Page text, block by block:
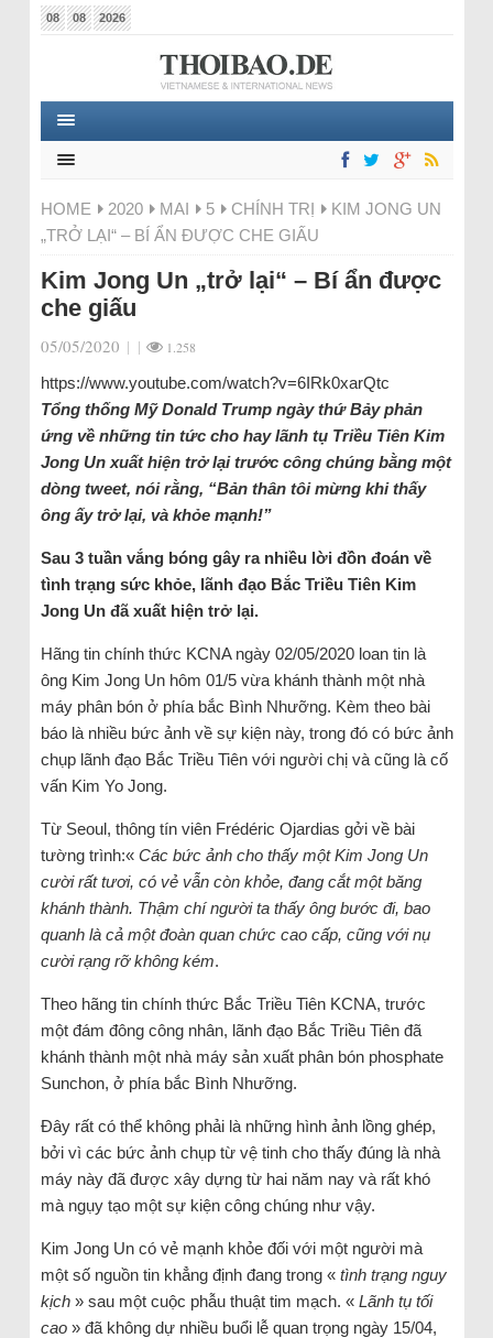
08 08 2026
HOME 2020 MAI 5 CHÍNH TRỊ
KIM JONG UN
„TRỞ LẠI“ – BÍ ẨN ĐƯỢC CHE GIẤU
Kim Jong Un „trở lại“ – Bí ẩn được
che giấu
05/05/2020 | | 1.258
https://www.youtube.com/watch?v=6IRk0xarQtc
Tổng thống Mỹ Donald Trump ngày thứ Bảy phản
ứng về những tin tức cho hay lãnh tụ Triều Tiên Kim
Jong Un xuất hiện trở lại trước công chúng bằng một
dòng tweet, nói rằng, “Bản thân tôi mừng khi thấy
ông ấy trở lại, và khỏe mạnh!”
Sau 3 tuần vắng bóng gây ra nhiều lời đồn đoán về
tình trạng sức khỏe, lãnh đạo Bắc Triều Tiên Kim
Jong Un đã xuất hiện trở lại.
Hãng tin chính thức KCNA ngày 02/05/2020 loan tin là
ông Kim Jong Un hôm 01/5 vừa khánh thành một nhà
máy phân bón ở phía bắc Bình Nhưỡng. Kèm theo bài
báo là nhiều bức ảnh về sự kiện này, trong đó có bức ảnh
chụp lãnh đạo Bắc Triều Tiên với người chị và cũng là cố
vấn Kim Yo Jong.
Từ Seoul, thông tín viên Frédéric Ojardias gởi về bài
tường trình:« Các bức ảnh cho thấy một Kim Jong Un
cười rất tươi, có vẻ vẫn còn khỏe, đang cắt một băng
khánh thành. Thậm chí người ta thấy ông bước đi, bao
quanh là cả một đoàn quan chức cao cấp, cũng với nụ
cười rạng rỡ không kém.
Theo hãng tin chính thức Bắc Triều Tiên KCNA, trước
một đám đông công nhân, lãnh đạo Bắc Triều Tiên đã
khánh thành một nhà máy sản xuất phân bón phosphate
Sunchon, ở phía bắc Bình Nhưỡng.
Đây rất có thể không phải là những hình ảnh lồng ghép,
bởi vì các bức ảnh chụp từ vệ tinh cho thấy đúng là nhà
máy này đã được xây dựng từ hai năm nay và rất khó
mà ngụy tạo một sự kiện công chúng như vậy.
Kim Jong Un có vẻ mạnh khỏe đối với một người mà
một số nguồn tin khẳng định đang trong « tình trạng nguy
kịch» sau một cuộc phẫu thuật tim mạch. « Lãnh tụ tối
cao» đã không dự nhiều buổi lễ quan trọng ngày 15/04,